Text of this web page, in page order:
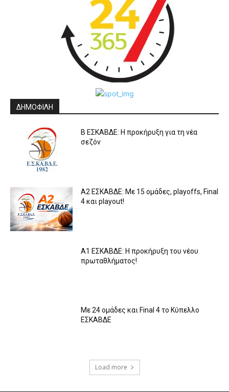
ΔΗΜΟΦΙΛΗ
Β ΕΣΚΑΒΔΕ: Η προκήρυξη για τη νέα
σεζόν
Α2 ΕΣΚΑΒΔΕ: Με 15 ομάδες, playoffs, Final
4 και playout!
Α1 ΕΣΚΑΒΔΕ: Η προκήρυξη του νέου
πρωταθλήματος!
Με 24 ομάδες και Final 4 το Κύπελλο
ΕΣΚΑΒΔΕ
Load more